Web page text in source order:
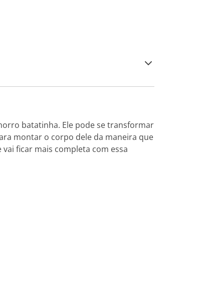
batatinha. Ele pode se transformar
montar o corpo dele da maneira que
ficar mais completa com essa